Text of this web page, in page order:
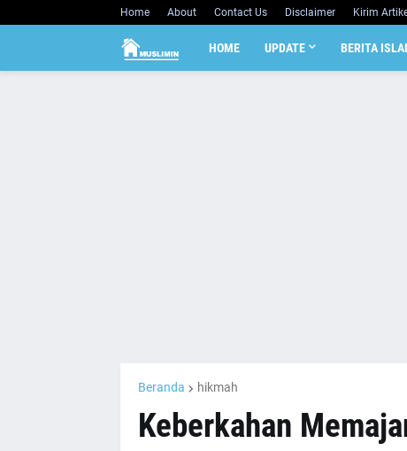
Home About Contact Us Disclaimer Kirim
HOME UPDATE BERITA
Beranda hikmah
Keberkahan